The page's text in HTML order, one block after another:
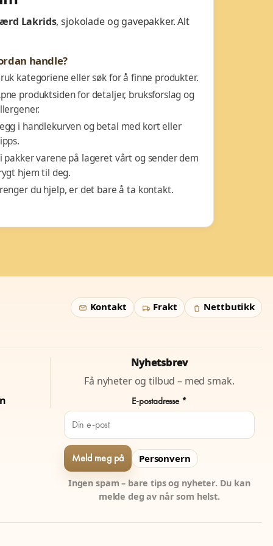
Lakrids, sjokolade og gavepakker. Alt
handle?
kategoriene eller søk for å finne produkter.
produktsiden for detaljer, bruksforslag og
i handlekurven og betal med kort eller
pakker varene på lageret vårt og sender dem
hjem til deg.
du hjelp, er det bare å ta kontakt.
Kontakt Frakt Nettbutikk
Nyhetsbrev
Få nyheter og tilbud – med smak.
E-postadresse *
Personvern
Ingen spam – bare tips og nyheter. Du kan
melde deg av når som helst.